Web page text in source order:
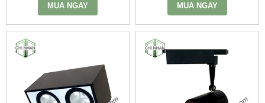
MUA NGAY MUA NGAY